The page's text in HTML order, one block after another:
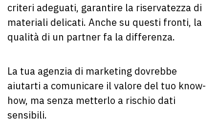
criteri adeguati, garantire la riservatezza di
materiali delicati. Anche su questi fronti, la
qualità di un partner fa la differenza.
La tua agenzia di marketing dovrebbe
aiutarti a comunicare il valore del tuo know-
how, ma senza metterlo a rischio dati
sensibili.